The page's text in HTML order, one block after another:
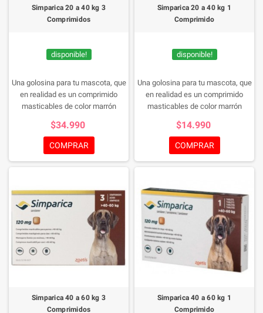
Simparica 20 a 40 kg 3
Comprimidos
disponible!
Una golosina para tu mascota, que
en realidad es un comprimido
masticables de color marrón
los bordes redondeados para el
tratamiento de las infestaciones
por garrapatas y pulgas y el
tratamiento de la sarna sarcóptica
tu mascota de manera rica y
sencilla.
$34.990
COMPRAR
Simparica 20 a 40 kg 1
Comprimido
disponible!
Una golosina para tu mascota, que
en realidad es un comprimido
masticables de color marrón
los bordes redondeados para el
tratamiento de las infestaciones
por garrapatas y pulgas y el
tratamiento de la sarna sarcóptica
tu mascota de manera rica y
sencilla.
$14.990
COMPRAR
Simparica 40 a 60 kg 3
Comprimidos
Simparica 40 a 60 kg 1
Comprimido